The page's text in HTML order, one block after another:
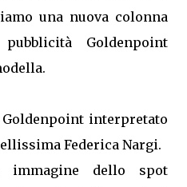
una nuova colonna
Goldenpoint
interpretato
Federica Nargi.
immagine dello spot